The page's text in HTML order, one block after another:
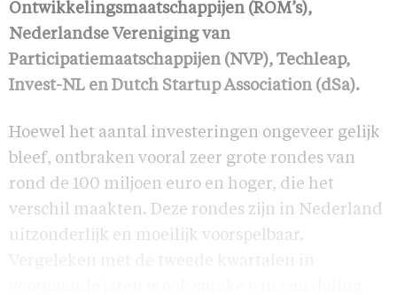
Ontwikkelingsmaatschappijen (ROM’s),
Nederlandse Vereniging van
Participatiemaatschappijen (NVP), Techleap,
Invest-NL en Dutch Startup Association (dSa).
Hoewel het aantal investeringen ongeveer gelijk
bleef, ontbraken vooral zeer grote rondes van
rond de 100 miljoen euro en hoger, die het
verschil maakten. Deze rondes zijn in Nederland
uitzonderlijk en moeilijk voorspelbaar.